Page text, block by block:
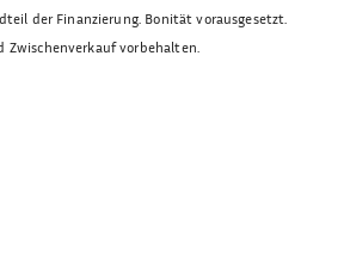
der Finanzierung. Bonität vorausgesetzt.
Zwischenverkauf vorbehalten.